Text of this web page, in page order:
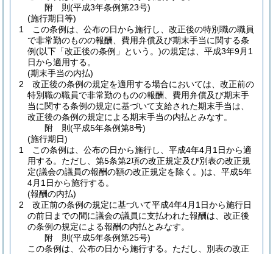
附 則(平成3年条例第23号)
(施行期日等)
1
この条例は、公布の日から施行し、改正後の特別職の職員
で非常勤のものの報酬、費用弁償及び期末手当に関する条
例(以下「改正後の条例」という。)の規定は、平成3年9月1
日から適用する。
(期末手当の内払)
2
改正後の条例の規定を適用する場合においては、改正前の
特別職の職員で非常勤のものの報酬、費用弁償及び期末手
当に関する条例の規定に基づいて支給された期末手当は、
改正後の条例の規定による期末手当の内払とみなす。
附 則(平成5年条例第8号)
(施行期日)
1
この条例は、公布の日から施行し、平成4年4月1日から適
用する。 ただし、第5条第2項の改正規定及び別表の改正規
定(議会の議員の報酬の額の改正規定を除く。)は、平成5年
4月1日から施行する。
(報酬の内払)
2
改正前の条例の規定に基づいて平成4年4月1日から施行日
の前日までの間に議会の議員に支払われた報酬は、改正後
の条例の規定による報酬の内払とみなす。
附 則(平成5年条例第25号)
この条例は、公布の日から施行する。 ただし、別表の改正